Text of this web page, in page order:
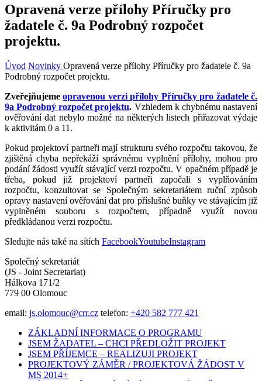
Opravená verze přílohy Příručky pro
žadatele č. 9a Podrobný rozpočet
projektu.
Úvod Novinky Opravená verze přílohy Příručky pro žadatele č. 9a
Podrobný rozpočet projektu.
Zveřejňujemeopravenou verzi přílohy Příručky pro žadatele č.
9a Podrobný rozpočet projektu. Vzhledem k chybnému nastavení
ověřování dat nebylo možné na některých listech přiřazovat výdaje
k aktivitám 0 a 11.
Pokud projektoví partneři mají strukturu svého rozpočtu takovou, že
zjištěná chyba nepřekáží správnému vyplnění přílohy, mohou pro
podání žádosti využít stávající verzi rozpočtu. V opačném případě je
třeba, pokud již projektoví partneři započali s vyplňováním
rozpočtu, konzultovat se Společným sekretariátem ruční způsob
opravy nastavení ověřování dat pro příslušné buňky ve stávajícím již
vyplněném souboru s rozpočtem, případně využít novou
předkládanou verzi rozpočtu.
Sledujte nás také na sítích FacebookYoutubeInstagram
Společný sekretariát
(JS - Joint Secretariat)
Hálkova 171/2
779 00 Olomouc
email: js.olomouc@crr.cz telefon: +420 582 777 421
ZÁKLADNÍ INFORMACE O PROGRAMU
JSEM ŽADATEL – CHCI PŘEDLOŽIT PROJEKT
JSEM PŘÍJEMCE – REALIZUJI PROJEKT
PROJEKTOVÝ ZÁMĚR / PROJEKTOVÁ ŽÁDOST V
MS 2014+